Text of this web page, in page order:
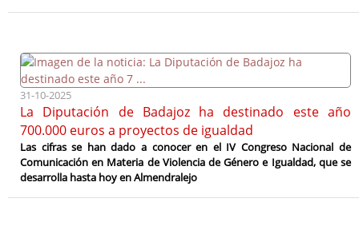
31-10-2025
La Diputación de Badajoz ha destinado este año
700.000 euros a proyectos de igualdad
Las cifras se han dado a conocer en el IV Congreso Nacional de
Comunicación en Materia de Violencia de Género e Igualdad, que se
desarrolla hasta hoy en Almendralejo